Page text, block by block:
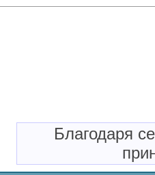
Благодаря